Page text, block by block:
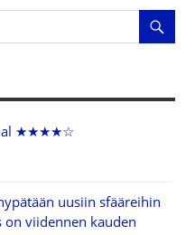
★★★★☆
uusiin sfääreihin
viidennen kauden